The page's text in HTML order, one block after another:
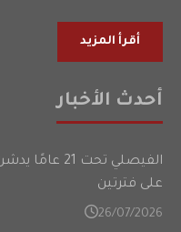
أقرأ المزيد
أحدث الأخبار
الفيصلي تحت
على فترتين
26/07/2026